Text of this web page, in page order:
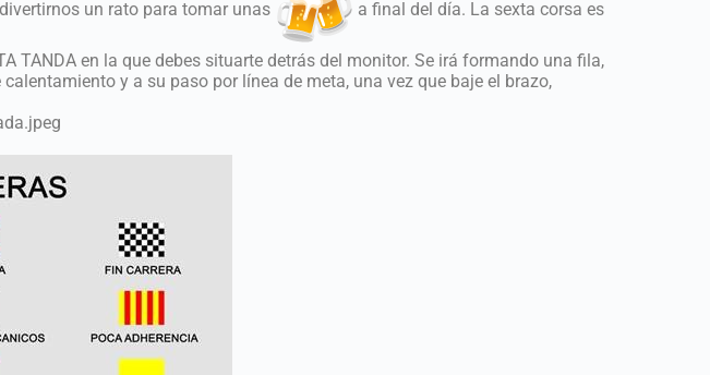
un rato para tomar unas a final del día. La sexta corsa es
TANDA en la que debes situarte detrás del monitor. Se irá formando una fila,
y a su paso por línea de meta, una vez que baje el brazo,